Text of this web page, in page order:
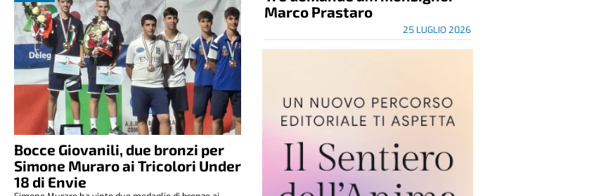
Bocce Giovanili, due bronzi per
Simone Muraro ai Tricolori Under
18 di Envie
Marco Prastaro
25 LUGLIO 2026